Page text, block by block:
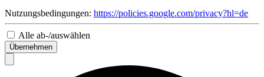
Nutzungsbedingungen: https://policies.google.com/privacy?hl=de
Alle ab-/auswählen
Übernehmen